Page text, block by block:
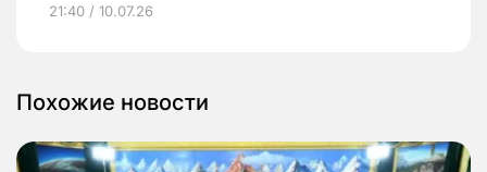
21:40 / 10.07.26
Похожие новости